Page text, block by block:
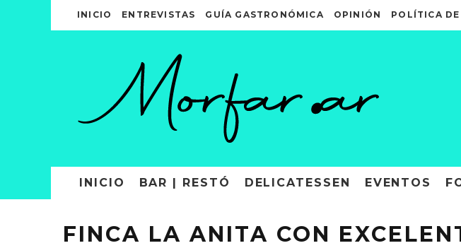
INICIO ENTREVISTAS GUÍA GASTRONÓMICA OPINIÓN POLÍTICA
INICIO BAR | RESTÓ DELICATESSEN EVENTOS
FINCA LA ANITA CON